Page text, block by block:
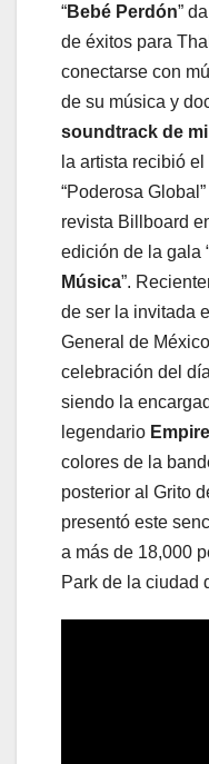
“Bebé Perdón”
de éxitos para
conectarse con
de su música y
soundtrack de
la artista recibió
“Poderosa
revista Billboard
edición de la gala
Música”.
de ser la invitada
General de
celebración del
siendo la
legendario
colores de la
posterior al Grito
presentó este
a más de 18,000
Park de la ciudad